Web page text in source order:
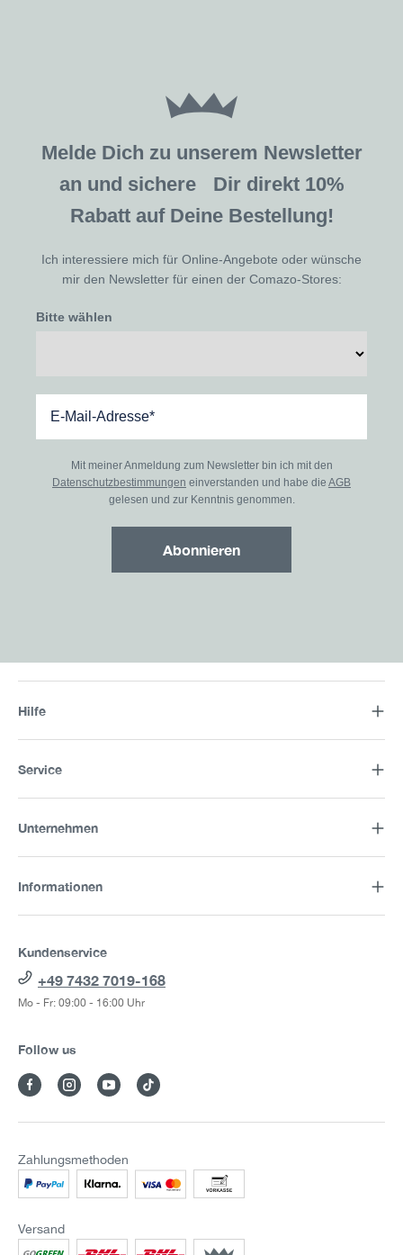
Melde Dich zu unserem Newsletter
an und sichere Dir direkt 10%
Rabatt auf Deine Bestellung!
Ich interessiere mich für Online-Angebote oder wünsche
mir den Newsletter für einen der Comazo-Stores:
Bitte wählen
Mit meiner Anmeldung zum Newsletter bin ich mit den
Datenschutzbestimmungen einverstanden und habe die AGB
gelesen und zur Kenntnis genommen.
Abonnieren
Hilfe
Service
Unternehmen
Informationen
Kundenservice
+49 7432 7019-168
Mo - Fr: 09:00 - 16:00 Uhr
Follow us
Zahlungsmethoden
Versand